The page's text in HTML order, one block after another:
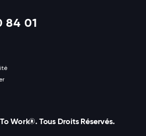
84 01
Work®. Tous Droits Réservés.